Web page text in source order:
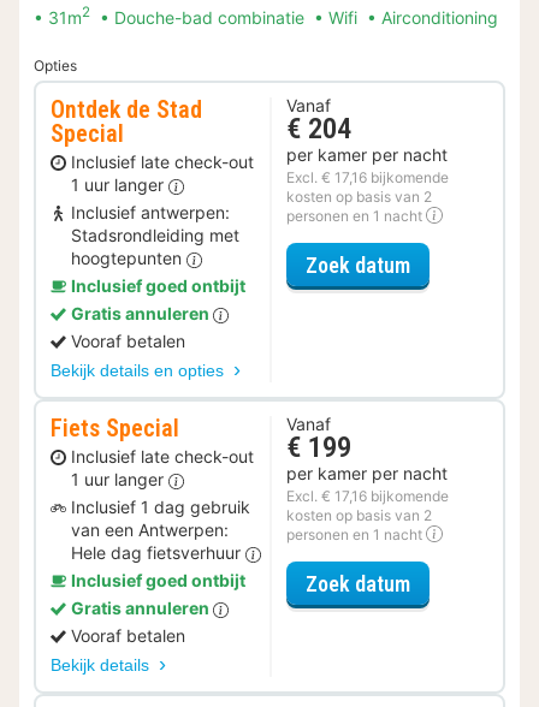
31m2 Douche-bad combinatie Wifi Airconditioning
Opties
Ontdek de Stad
Special
Inclusief late check-out
1 uur langer
Inclusief antwerpen:
Stadsrondleiding met
hoogtepunten
Inclusief goed ontbijt
Gratis annuleren
Vooraf betalen
Bekijk details en opties
Vanaf
€ 204
per kamer per nacht
Excl. € 17,16 bijkomende
kosten op basis van 2
personen en 1 nacht
Zoek datumvoor Ontdek
Fiets Special
Inclusief late check-out
1 uur langer
Inclusief 1 dag gebruik
van een Antwerpen:
Hele dag fietsverhuur
Inclusief goed ontbijt
Gratis annuleren
Vooraf betalen
Bekijk details
Vanaf
€ 199
per kamer per nacht
Excl. € 17,16 bijkomende
kosten op basis van 2
personen en 1 nacht
Zoek datumvoor Fiets